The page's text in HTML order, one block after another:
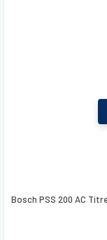
Bosch PSS 200 AC